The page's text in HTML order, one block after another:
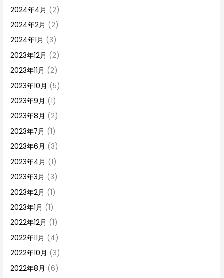
2024年4月 (2)
2024年2月 (2)
2024年1月 (3)
2023年12月 (2)
2023年11月 (2)
2023年10月 (5)
2023年9月 (1)
2023年8月 (2)
2023年7月 (1)
2023年6月 (3)
2023年4月 (1)
2023年3月 (3)
2023年2月 (1)
2023年1月 (1)
2022年12月 (1)
2022年11月 (4)
2022年10月 (3)
2022年8月 (6)